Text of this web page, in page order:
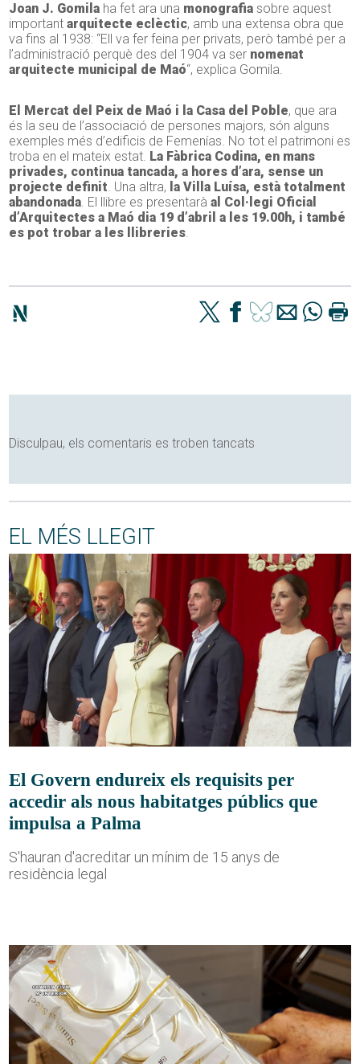
Joan J. Gomila ha fet ara una monografia sobre aquest
importantarquitecte eclèctic, amb una extensa obra que
va fins al 1938: “Ell va fer feina per privats, però també per a
l’administració perquè des del 1904 va ser nomenat
arquitecte municipal de Maó“, explica Gomila.
El Mercat del Peix de Maó i la Casa del Poble, que ara
és la seu de l’associació de persones majors, són alguns
exemples més d’edificis de Femenías. No tot el patrimoni es
troba en el mateix estat. La Fàbrica Codina, en mans
privades, continua tancada, a hores d’ara, sense un
projecte definit. Una altra, la Villa Luísa, està totalment
abandonada. El llibre es presentaràal Col·legi Oficial
d’Arquitectes a Maó dia 19 d’abril a les 19.00h, i també
es pot trobar a les llibreries.
Disculpau, els comentaris es troben tancats
EL MÉS LLEGIT
El Govern endureix els requisits per
accedir als nous habitatges públics que
impulsa a Palma
S'hauran d'acreditar un mínim de 15 anys de
residència legal